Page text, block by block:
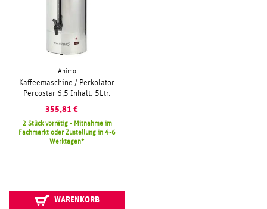
Animo
Kaffeemaschine / Perkolator
Percostar 6,5 Inhalt: 5Ltr.
355,81 €
2 Stück vorrätig - Mitnahme im
Fachmarkt oder Zustellung in 4-6
Werktagen
WARENKORB